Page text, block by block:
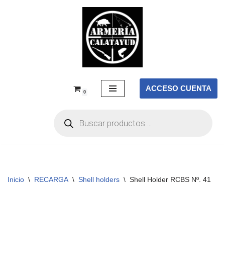
0 ACCESO CUENTA
Inicio \ RECARGA \ Shell holders \ Shell Holder RCBS Nº. 41